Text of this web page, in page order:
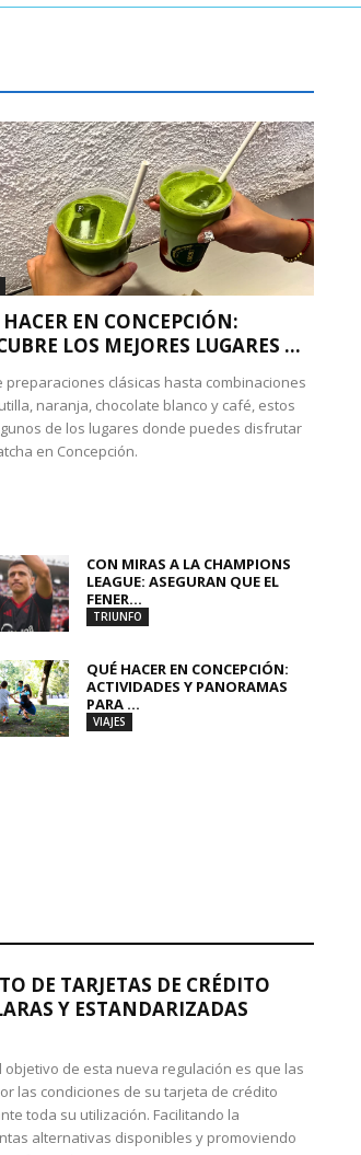
HACER EN CONCEPCIÓN:
LOS MEJORES LUGARES ...
preparaciones clásicas hasta combinaciones
naranja, chocolate blanco y café, estos
de los lugares donde puedes disfrutar
en Concepción.
CON MIRAS A LA CHAMPIONS
LEAGUE: ASEGURAN QUE EL
FENER...
TRIUNFO
QUÉ HACER EN CONCEPCIÓN:
ACTIVIDADES Y PANORAMAS
PARA ...
VIAJES
DE TARJETAS DE CRÉDITO
Y ESTANDARIZADAS
objetivo de esta nueva regulación es que las
las condiciones de su tarjeta de crédito
toda su utilización. Facilitando la
alternativas disponibles y promoviendo